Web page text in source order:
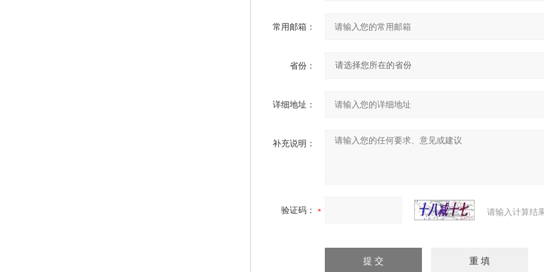
常用邮箱：
省份：
详细地址：
补充说明：
验证码： 请输入计算结